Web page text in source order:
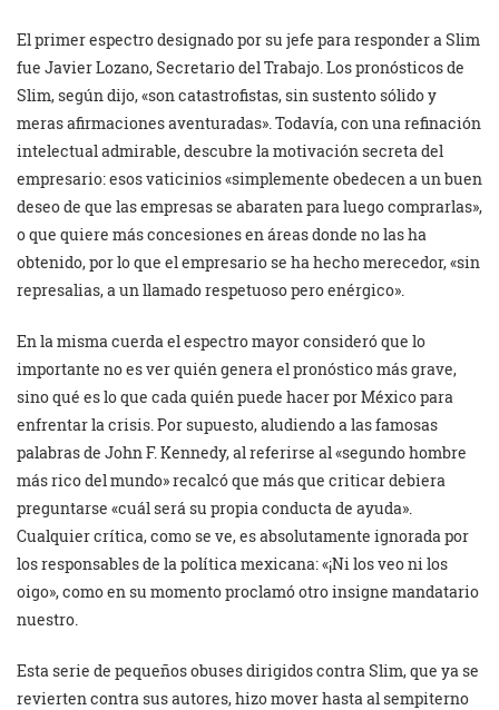
El primer espectro designado por su jefe para responder a Slim
fue Javier Lozano, Secretario del Trabajo. Los pronósticos de
Slim, según dijo, «son catastrofistas, sin sustento sólido y
meras afirmaciones aventuradas». Todavía, con una refinación
intelectual admirable, descubre la motivación secreta del
empresario: esos vaticinios «simplemente obedecen a un buen
deseo de que las empresas se abaraten para luego comprarlas»,
o que quiere más concesiones en áreas donde no las ha
obtenido, por lo que el empresario se ha hecho merecedor, «sin
represalias, a un llamado respetuoso pero enérgico».
En la misma cuerda el espectro mayor consideró que lo
importante no es ver quién genera el pronóstico más grave,
sino qué es lo que cada quién puede hacer por México para
enfrentar la crisis. Por supuesto, aludiendo a las famosas
palabras de John F. Kennedy, al referirse al «segundo hombre
más rico del mundo» recalcó que más que criticar debiera
preguntarse «cuál será su propia conducta de ayuda».
Cualquier crítica, como se ve, es absolutamente ignorada por
los responsables de la política mexicana: «¡Ni los veo ni los
oigo», como en su momento proclamó otro insigne mandatario
nuestro.
Esta serie de pequeños obuses dirigidos contra Slim, que ya se
revierten contra sus autores, hizo mover hasta al sempiterno